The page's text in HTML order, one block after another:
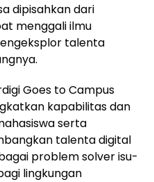
dipisahkan dari
menggali ilmu
talenta
Goes to Campus
kapabilitas dan
serta
talenta digital
problem solver isu-
lingkungan